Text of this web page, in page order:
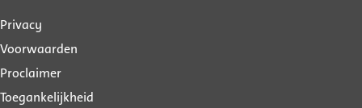
Over
deze
website
Privacy
Voorwaarden
Proclaimer
Toegankelijkheid